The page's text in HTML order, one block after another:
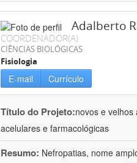
Adalberto
COORDENADOR(A)
CIÊNCIAS BIOLÓGICAS
Fisiologia
E-mail Currículo
Título do Projeto:novos e
acelulares e farmacológicas
Resumo: Nefropatias, nome